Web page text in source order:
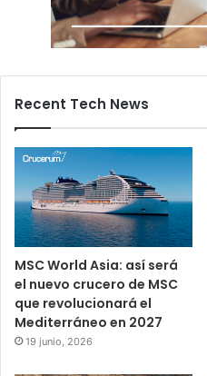
Recent Tech News
MSC World Asia: así será
el nuevo crucero de MSC
que revolucionará el
Mediterráneo en 2027
19 junio, 2026